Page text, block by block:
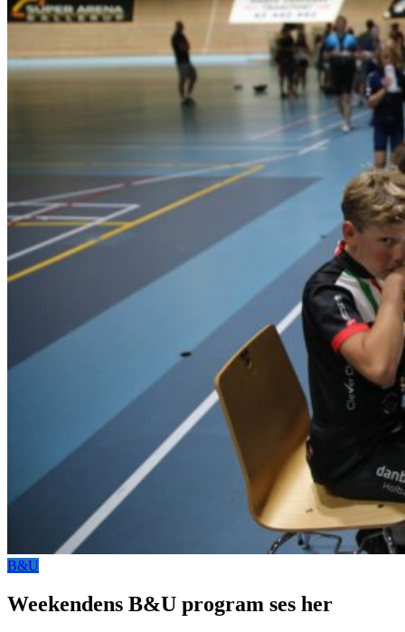
B&U
Weekendens B&U program ses her